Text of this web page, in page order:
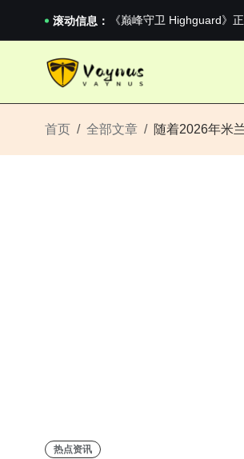
滚动信息：
男生找对象最重要的是什
2026澳网男单收官：全满
首页 全部文章 随着2026年米
热点资讯